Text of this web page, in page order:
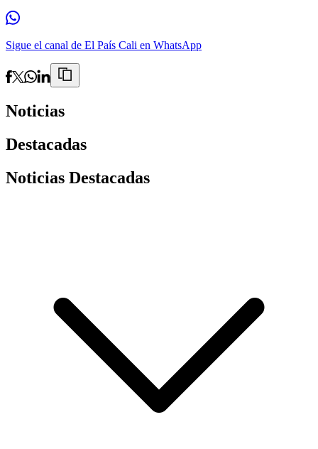
Sigue el canal de El País Cali en WhatsApp
Noticias
Destacadas
Noticias Destacadas